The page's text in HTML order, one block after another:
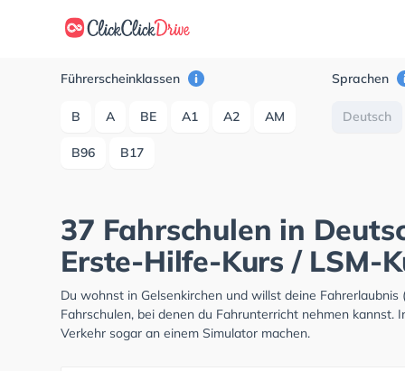
Führerscheinklassen
B A BE A1 A2 AM
B96 B17
Sprachen
Deutsch
37 Fahrschulen in
Erste-Hilfe-Kurs / LSM-
Du wohnst in Gelsenkirchen und willst deine
Fahrschulen, bei denen du Fahrunterricht nehmen
Verkehr sogar an einem Simulator machen.